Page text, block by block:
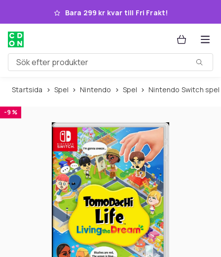
Hoppa till huvudinnehållet
Bara 299 kr kvar till Fri Frakt!
Sök efter produkter
Startsida Spel Nintendo Spel Nintendo Switch spel
-9 %